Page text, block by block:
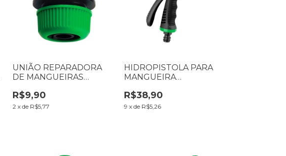
UNIÃO REPARADORA
DE MANGUEIRAS
R$9,90
2 xde R$5,77
HIDROPISTOLA PARA
MANGUEIRA
LORENZETTI 7160008
R$38,90
9 x de R$5,26